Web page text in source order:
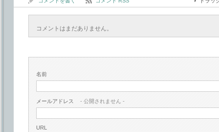
コメントはまだありません。
名前
メールアドレス - 公開されません -
URL